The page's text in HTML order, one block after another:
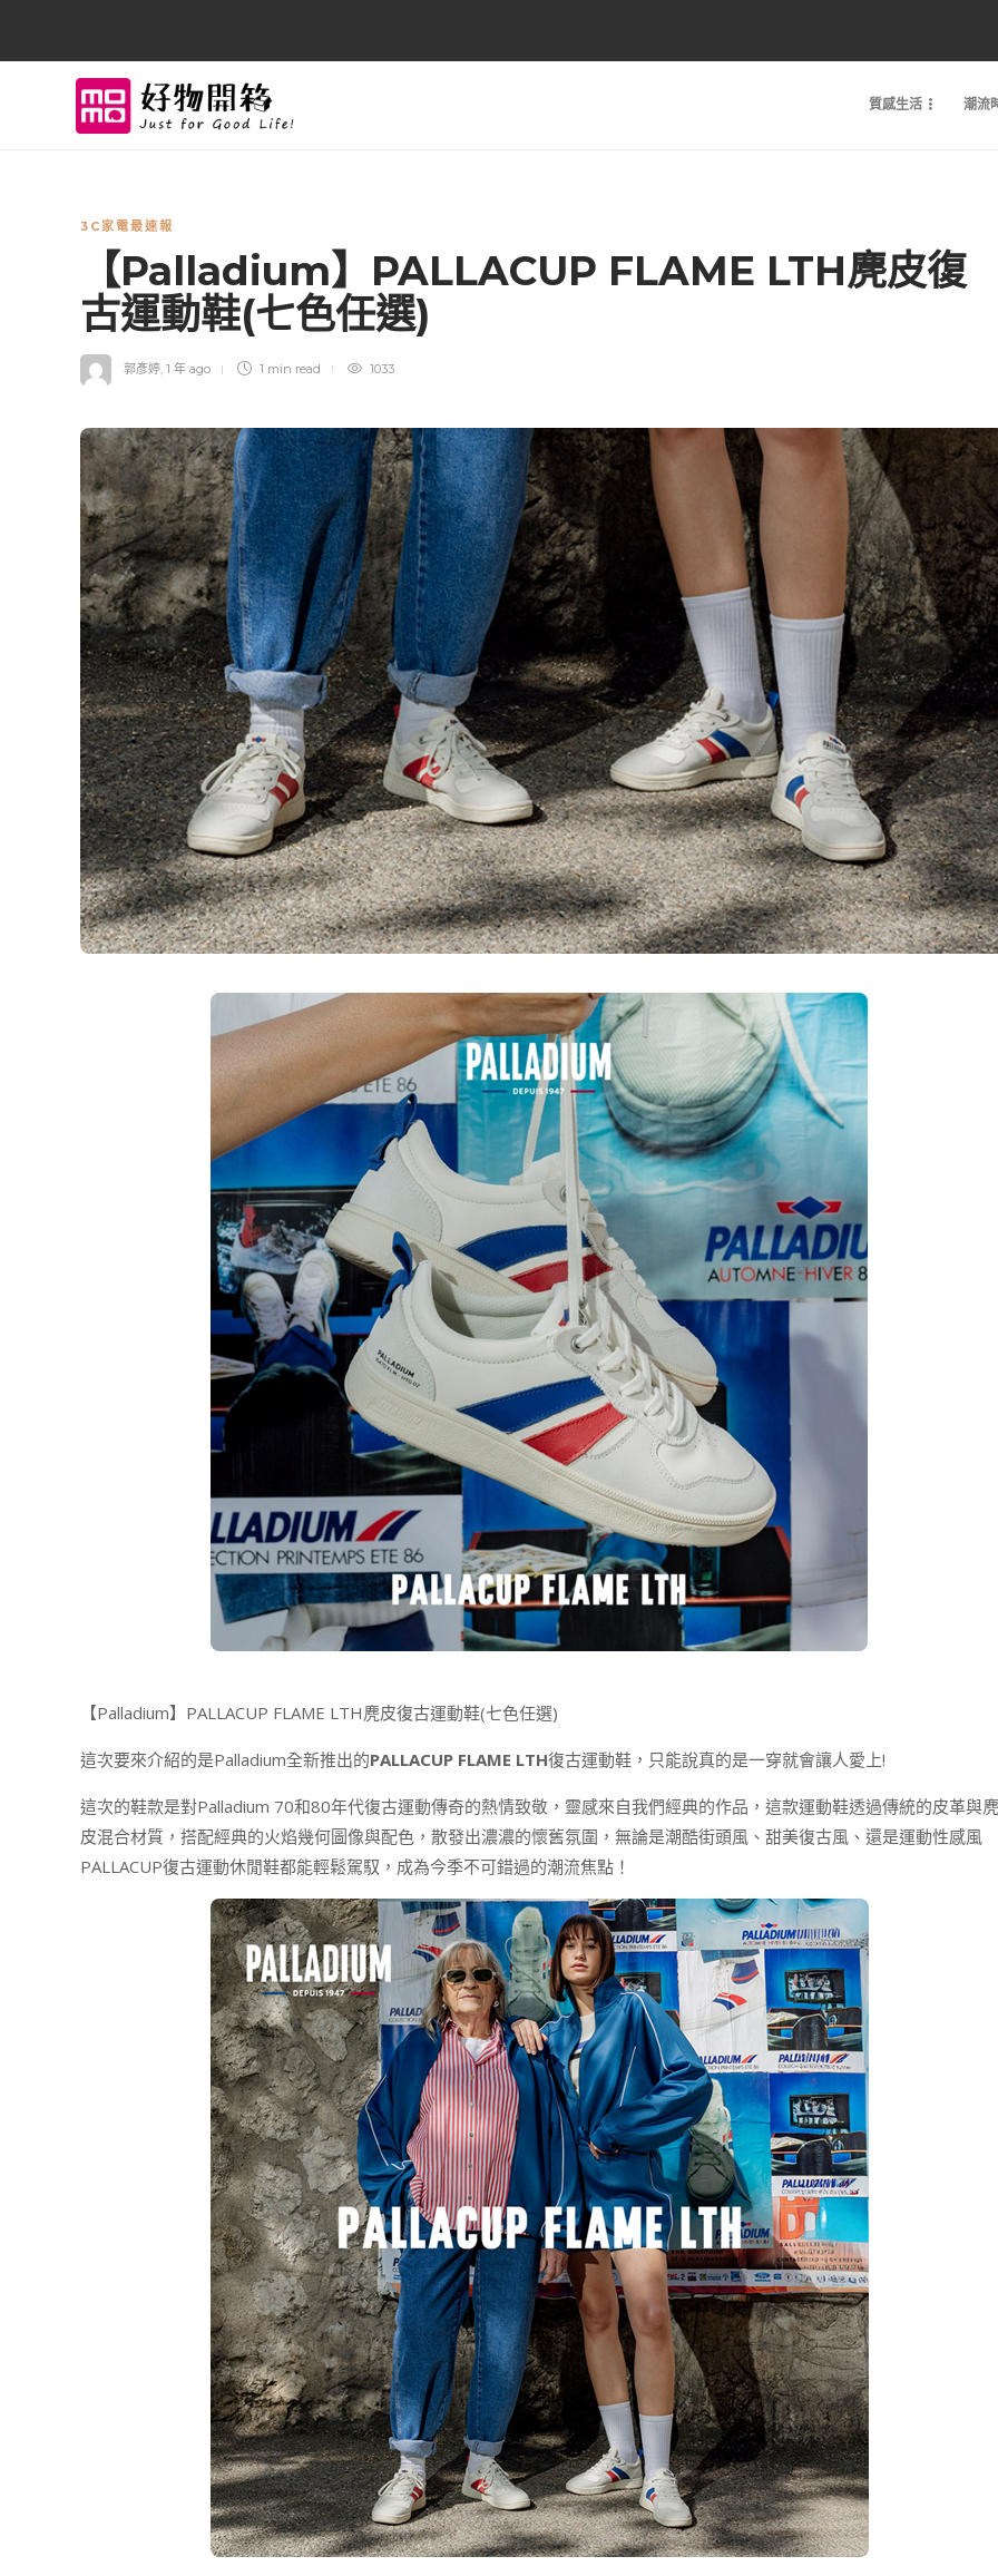
質感生活 潮流
3C家電最速報
【Palladium】PALLACUP FLAME LTH麂皮復
古運動鞋(七色任選)
郭彥婷, 1 年 ago 1 min read 1033
【Palladium】PALLACUP FLAME LTH麂皮復古運動鞋(七色任選)
這次要來介紹的是Palladium全新推出的PALLACUP FLAME LTH復古運動鞋，只能說真的是一穿就會讓人愛上!
這次的鞋款是對Palladium 70和80年代復古運動傳奇的熱情致敬，靈感來自我們經典的作品，這款運動鞋透過傳統的皮革與麂
皮混合材質，搭配經典的火焰幾何圖像與配色，散發出濃濃的懷舊氛圍，無論是潮酷街頭風、甜美復古風、還是運動性感風
PALLACUP復古運動休閒鞋都能輕鬆駕馭，成為今季不可錯過的潮流焦點！